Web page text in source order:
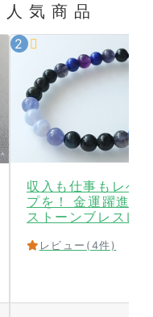
人気商品
収入も仕事もレベ
プを！ 金運躍進パ
ストーンブレスレ
レビュー (4件)